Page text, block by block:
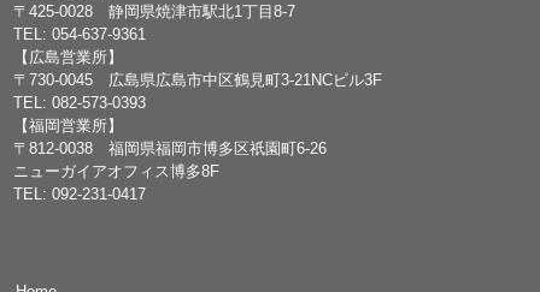
〒425-0028 静岡県焼津市駅北1丁目8-7
TEL: 054-637-9361
【広島営業所】
〒730-0045 広島県広島市中区鶴見町3-21NCビル3F
TEL: 082-573-0393
【福岡営業所】
〒812-0038 福岡県福岡市博多区祇園町6-26
ニューガイアオフィス博多8F
TEL: 092-231-0417